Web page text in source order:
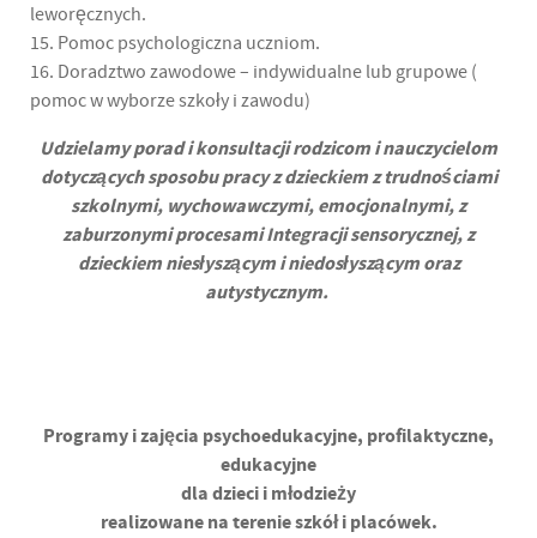
leworęcznych.
15. Pomoc psychologiczna uczniom.
16. Doradztwo zawodowe – indywidualne lub grupowe (
pomoc w wyborze szkoły i zawodu)
Udzielamy porad i konsultacji rodzicom i nauczycielom
dotyczących sposobu pracy z dzieckiem z trudnościami
szkolnymi, wychowawczymi, emocjonalnymi, z
zaburzonymi procesami Integracji sensorycznej, z
dzieckiem niesłyszącym i niedosłyszącym oraz
autystycznym.
Programy i zajęcia psychoedukacyjne, profilaktyczne,
edukacyjne
dla dzieci i młodzieży
realizowane na terenie szkół i placówek.